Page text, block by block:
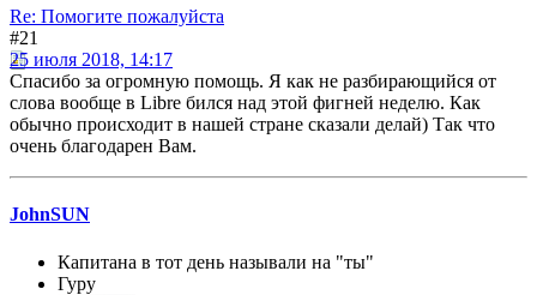
Re: Помогите пожалуйста
#21
25 июля 2018, 14:17
Спасибо за огромную помощь. Я как не разбирающийся от
слова вообще в Libre бился над этой фигней неделю. Как
обычно происходит в нашей стране сказали делай) Так что
очень благодарен Вам.
JohnSUN
Капитана в тот день называли на "ты"
Гуру